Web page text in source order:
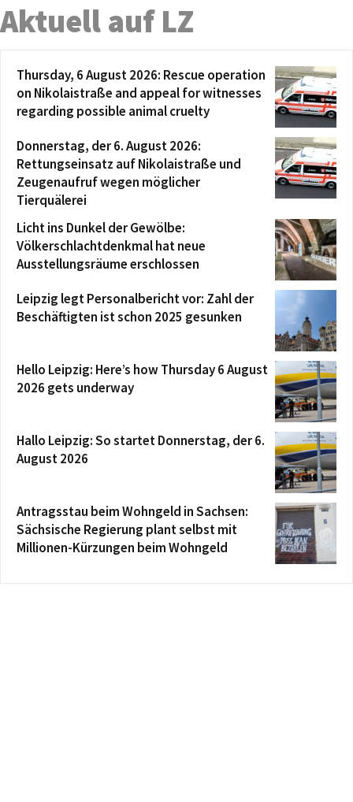
Aktuell auf LZ
Thursday, 6 August 2026: Rescue operation
on Nikolaistraße and appeal for witnesses
regarding possible animal cruelty
Donnerstag, der 6. August 2026:
Rettungseinsatz auf Nikolaistraße und
Zeugenaufruf wegen möglicher
Tierquälerei
Licht ins Dunkel der Gewölbe:
Völkerschlachtdenkmal hat neue
Ausstellungsräume erschlossen
Leipzig legt Personalbericht vor: Zahl der
Beschäftigten ist schon 2025 gesunken
Hello Leipzig: Here’s how Thursday 6 August
2026 gets underway
Hallo Leipzig: So startet Donnerstag, der 6.
August 2026
Antragsstau beim Wohngeld in Sachsen:
Sächsische Regierung plant selbst mit
Millionen-Kürzungen beim Wohngeld